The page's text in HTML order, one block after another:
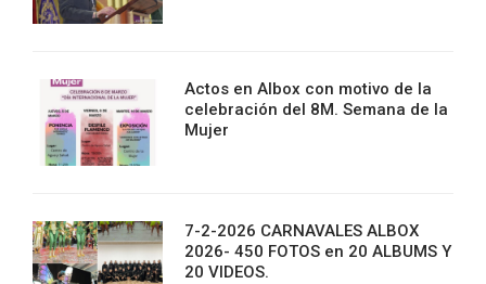
Actos en Albox con motivo de la
celebración del 8M. Semana de la
Mujer
7-2-2026 CARNAVALES ALBOX
2026- 450 FOTOS en 20 ALBUMS Y
20 VIDEOS.